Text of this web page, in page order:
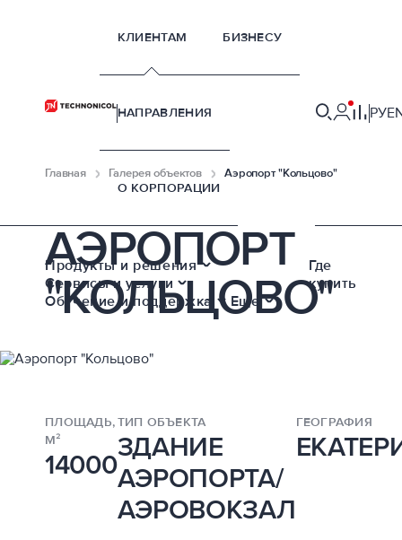
КЛИЕНТАМ БИЗНЕСУ
НАПРАВЛЕНИЯ
О КОРПОРАЦИИ
РУ
Продукты и решения
Сервисы и услуги
Обучение и поддержка
Еще
Где
купить
Главная Галерея объектов Аэропорт "Кольцово"
АЭРОПОРТ
"КОЛЬЦОВО"
ПЛОЩАДЬ,
М²
14000
ТИП ОБЪЕКТА
ЗДАНИЕ
АЭРОПОРТА/
АЭРОВОКЗАЛ
ГЕОГРАФИЯ